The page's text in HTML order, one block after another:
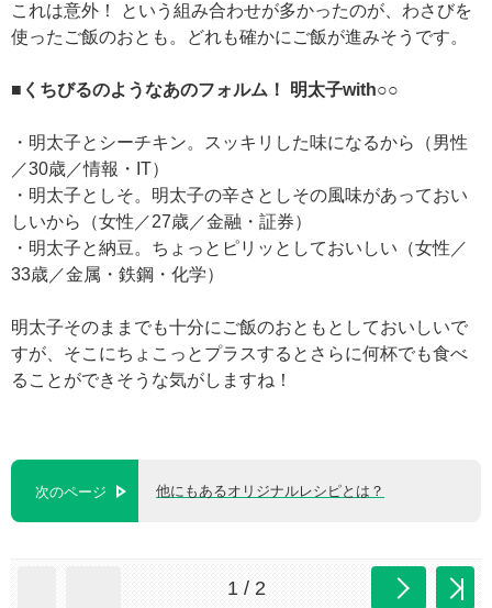
これは意外！ という組み合わせが多かったのが、わさびを
使ったご飯のおとも。どれも確かにご飯が進みそうです。
■くちびるのようなあのフォルム！ 明太子with○○
・明太子とシーチキン。スッキリした味になるから（男性
／30歳／情報・IT）
・明太子としそ。明太子の辛さとしその風味があっておい
しいから（女性／27歳／金融・証券）
・明太子と納豆。ちょっとピリッとしておいしい（女性／
33歳／金属・鉄鋼・化学）
明太子そのままでも十分にご飯のおともとしておいしいで
すが、そこにちょこっとプラスするとさらに何杯でも食べ
ることができそうな気がしますね！
次のページ 他にもあるオリジナルレシピとは？
1 / 2